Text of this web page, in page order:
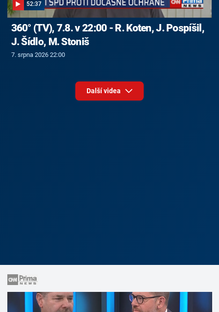
52:37
360° (TV), 7.8. v 22:00 - R. Koten, J. Pospíšil,
J. Šídlo, M. Stoniš
7. srpna 2026 22:00
Další videa